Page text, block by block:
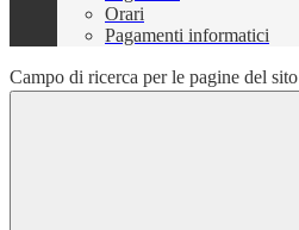
Orari
Pagamenti informatici
Campo di ricerca per le pagine del sito